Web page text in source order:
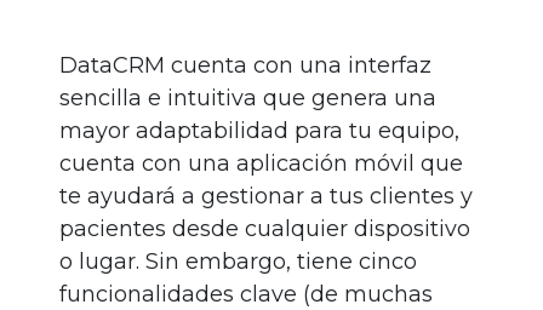
DataCRM cuenta con una interfaz
sencilla e intuitiva que genera una
mayor adaptabilidad para tu equipo,
cuenta con una aplicación móvil que
te ayudará a gestionar a tus clientes y
pacientes desde cualquier dispositivo
o lugar. Sin embargo, tiene cinco
funcionalidades clave (de muchas